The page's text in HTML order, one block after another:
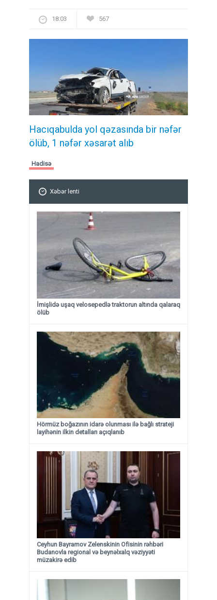
18:03 567
Hacıqabulda yol qəzasında bir nəfər
ölüb, 1 nəfər xəsarət alıb
Hadisə
Xəbər lenti
İmişlidə uşaq velosepedlə traktorun altında qalaraq
ölüb
Hörmüz boğazının idarə olunması ilə bağlı strateji
layihənin ilkin detalları açıqlanıb
Ceyhun Bayramov Zelenskinin Ofisinin rəhbəri
Budanovla regional və beynəlxalq vəziyyəti
müzakirə edib